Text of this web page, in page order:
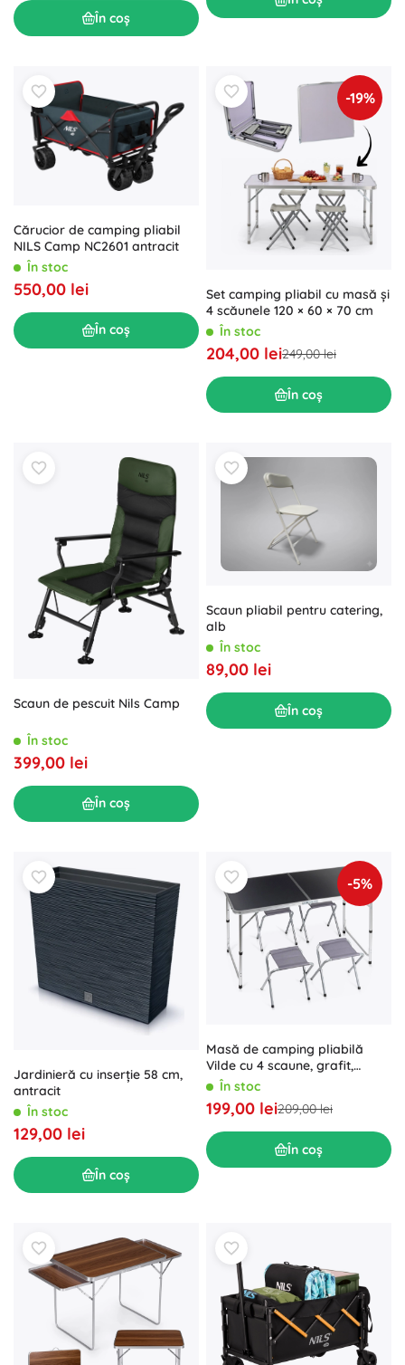
În coș
Cărucior de camping pliabil
NILS Camp NC2601 antracit
În stoc
550,00 lei
În coș
-19%
Set camping pliabil cu masă și
4 scăunele 120 × 60 × 70 cm
În stoc
204,00 lei249,00 lei
În coș
Scaun de pescuit Nils Camp
În stoc
399,00 lei
În coș
Scaun pliabil pentru catering,
alb
În stoc
89,00 lei
În coș
Jardinieră cu inserție 58 cm,
antracit
În stoc
129,00 lei
În coș
-5%
Masă de camping pliabilă
Vilde cu 4 scaune, grafit,
înălțime reglabilă 120 × 60 cm
În stoc
199,00 lei209,00 lei
În coș